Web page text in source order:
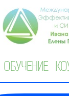
ОБУЧЕНИЕ